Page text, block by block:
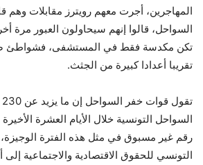
المهاجرين، أجرت معهم رويترز مقابلات
السواحل، قالوا إنهم سيحاولون العبور مرة
تكن مكدسة فقط في المستشفى، فشواطئ
تقريبا أعدادا كبيرة من الجثث.
السواحل التونسية خلال الأيام العشرة
رقم غير مسبوق في مثل هذه الفترة الوجيزة،